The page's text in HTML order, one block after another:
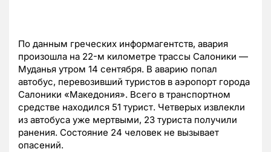
По данным греческих информагентств, авария
произошла на 22-м километре трассы Салоники —
Муданья утром 14 сентября. В аварию попал
автобус, перевозивший туристов в аэропорт города
Салоники «Македония». Всего в транспортном
средстве находился 51 турист. Четверых извлекли
из автобуса уже мертвыми, 23 туриста получили
ранения. Состояние 24 человек не вызывает
опасений.